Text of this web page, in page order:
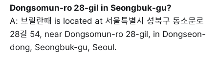
Dongsomun-ro 28-gil in Seongbuk-gu?
A: 브릴란때 is located at 서울특별시 성북구 동소문로
28길 54, near Dongsomun-ro 28-gil, in Dongseon-
dong, Seongbuk-gu, Seoul.